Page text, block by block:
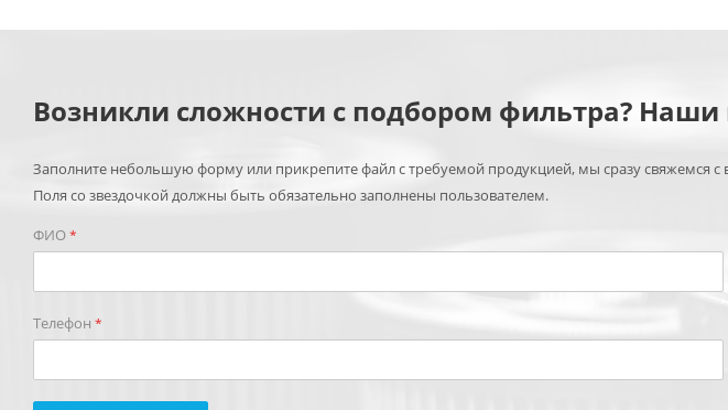
Возникли сложности с подбором фильтра?
Заполните небольшую форму или прикрепите файл с требуемой продукцией, мы сразу свяжемся
Поля со звездочкой должны быть обязательно заполнены пользователем.
ФИО*
Телефон *